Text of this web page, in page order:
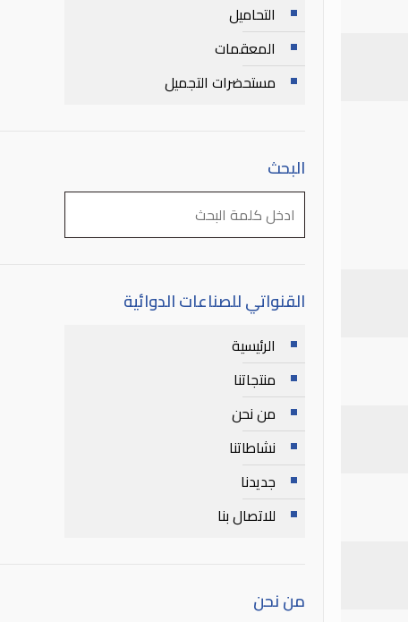
التحاميل
المعقمات
مستحضرات التجميل
البحث
القنواتي للصناعات الدوائية
الرئيسية
منتجاتنا
من نحن
نشاطاتنا
جديدنا
للاتصال بنا
من نحن